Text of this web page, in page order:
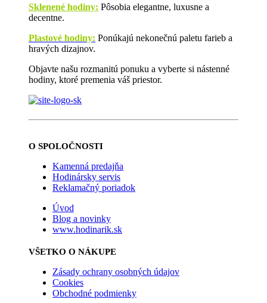
Sklenené hodiny: Pôsobia elegantne, luxusne a
decentne.
Plastové hodiny: Ponúkajú nekonečnú paletu farieb a
hravých dizajnov.
Objavte našu rozmanitú ponuku a vyberte si nástenné
hodiny, ktoré premenia váš priestor.
O SPOLOČNOSTI
Kamenná predajňa
Hodinársky servis
Reklamačný poriadok
Úvod
Blog a novinky
www.hodinarik.sk
VŠETKO O NÁKUPE
Zásady ochrany osobných údajov
Cookies
Obchodné podmienky